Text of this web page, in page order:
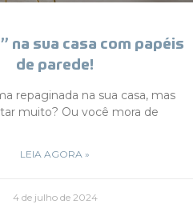
na sua casa com papéis
de parede!
repaginada na sua casa, mas
muito? Ou você mora de
LEIA AGORA »
4 de julho de 2024